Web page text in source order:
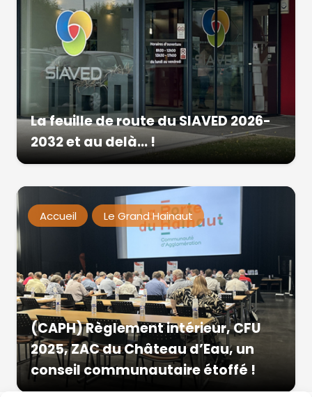
La feuille de route du SIAVED 2026-
2032 et au delà… !
Accueil Le Grand Hainaut
(CAPH) Règlement intérieur, CFU
2025, ZAC du Château d’Eau, un
conseil communautaire étoffé !